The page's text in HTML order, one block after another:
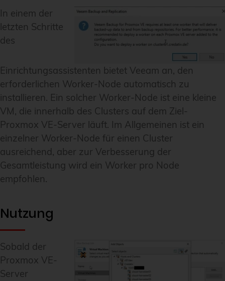
In einem der
letzten Schritte
des
Einrichtungsassistenten bietet Veeam an, den
erforderlichen Worker-Node automatisch zu
installieren. Ein solcher Worker-Node ist eine kleine
VM, die innerhalb des Clusters auf dem Ziel-
Proxmox VE-Server läuft. Im Allgemeinen ist ein
einzelner Worker-Node für einen Cluster
ausreichend, aber zur Verbesserung der
Gesamtleistung wird ein Worker pro Node
empfohlen.
Nutzung
Sobald der
Proxmox VE-
Server